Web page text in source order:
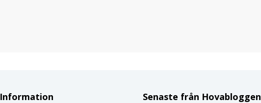
Information Senaste från Hovabloggen